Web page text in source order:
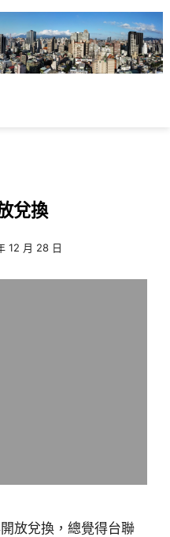
兌換
12 月 28 日
放兌換，總覺得台聯